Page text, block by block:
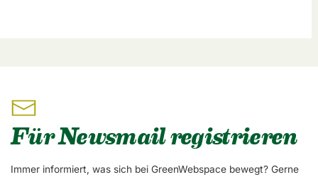
Für Newsmail registrieren
Immer informiert, was sich bei GreenWebspace bewegt? Gerne